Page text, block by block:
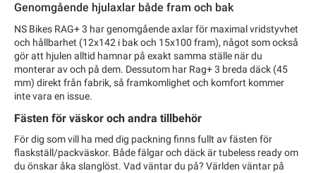
Genomgående hjulaxlar både fram och bak
NS Bikes RAG+ 3 har genomgående axlar för maximal vridstyvhet
och hållbarhet (12x142 i bak och 15x100 fram), något som också
gör att hjulen alltid hamnar på exakt samma ställe när du
monterar av och på dem. Dessutom har Rag+ 3 breda däck (45
mm) direkt från fabrik, så framkomlighet och komfort kommer
inte vara en issue.
Fästen för väskor och andra tillbehör
För dig som vill ha med dig packning finns fullt av fästen för
flaskställ/packväskor. Både fälgar och däck är tubeless ready om
du önskar åka slanglöst. Vad väntar du på? Världen väntar på